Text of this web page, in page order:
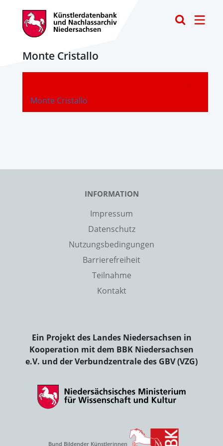
Monte Cristallo
Monte Cristallo
-
INFORMATION
Impressum
Datenschutz
Nutzungsbedingungen
Barrierefreiheit
Teilnahme
Kontakt
Ein Projekt des Landes Niedersachsen in
Kooperation mit dem BBK Niedersachsen
e.V. und der Verbundzentrale des GBV (VZG)
Bund Bildender Künstlerinnen